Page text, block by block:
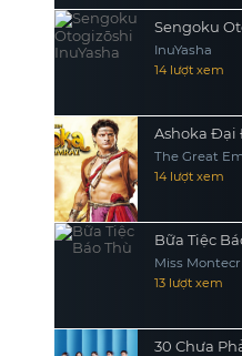
Sengoku
InuYasha
14 lượt xem
Ashoka Đại
The Great
14 lượt xem
Bữa Tiệc
Miss
13 lượt xem
30 Chưa